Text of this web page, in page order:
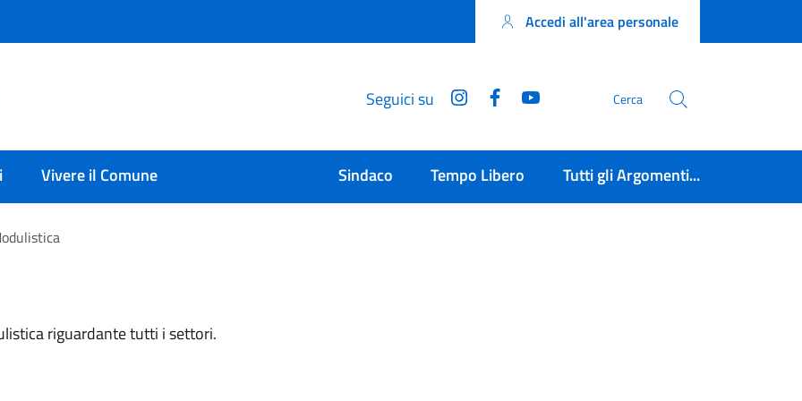
Accedi all'area personale
Seguici su InstagramFacebook Cerca
Vivere il Comune Sindaco Tempo Libero Tutti gli Argomenti...
riguardante tutti i settori.